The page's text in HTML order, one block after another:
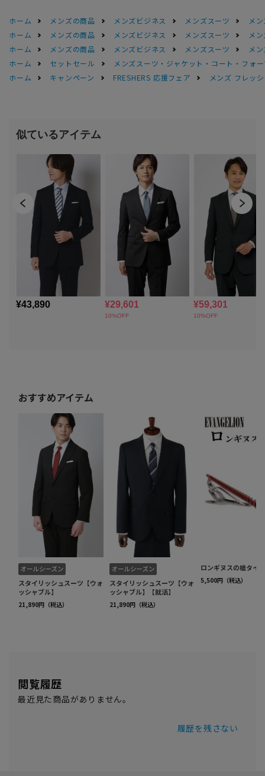
ホーム メンズの商品 メンズビジネス メンズスーツ
メ
ホーム
メンズの商品 メンズビジネス メンズスーツ
メ
ホーム
メンズの商品 メンズビジネス メンズスーツ
メ
ホーム
セットセール
メンズスーツ・ジャケット・コート・フォ
ホーム
キャンペーン FRESHERS 応援フェア メンズ フレッ
閲覧履歴
最近見た商品がありません。
履歴を残さない